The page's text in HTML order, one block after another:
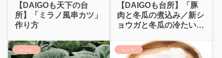
【DAIGOも天下の台
所】「ミラノ風串カツ」
作り方
【DAIGOも台所】「豚
肉と冬瓜の煮込み／新シ
ョウガと冬瓜の冷たい煮
レシピ レシピ